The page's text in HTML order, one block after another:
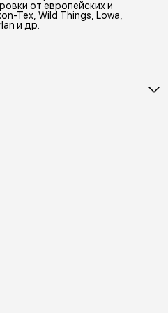
сцепление с поверхностью,
защиту от истрирания и износа,
а также безопасность. 2
от европейских и
Tex, Wild Things, Lowa,
и др.